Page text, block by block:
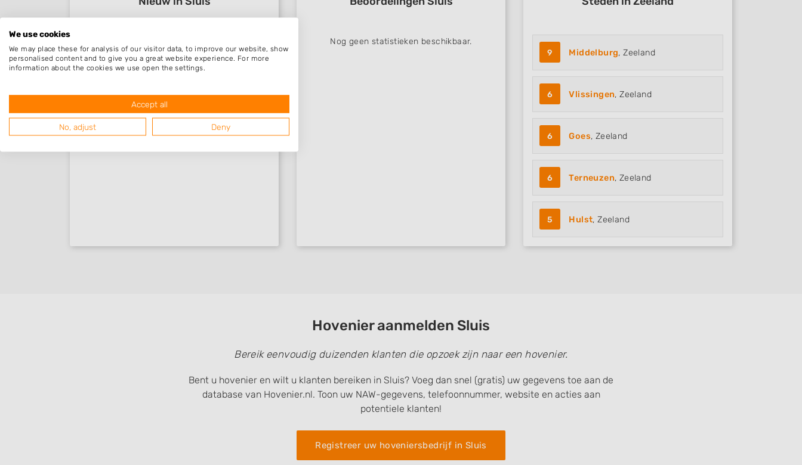
Nog geen statistieken beschikbaar.
9 Middelburg, Zeeland
6 Vlissingen, Zeeland
6 Goes, Zeeland
6 Terneuzen, Zeeland
5 Hulst, Zeeland
Hovenier aanmelden Sluis
Bereik eenvoudig duizenden klanten die opzoek zijn naar een hovenier.
Bent u hovenier en wilt u klanten bereiken in Sluis? Voeg dan snel (gratis) uw gegevens toe aan de
database van Hovenier.nl. Toon uw NAW-gegevens, telefoonnummer, website en acties aan
potentiele klanten!
Registreer uw hoveniersbedrijf in Sluis
We use cookies
We may place these for analysis of our visitor data, to improve our website, show
personalised content and to give you a great website experience. For more
information about the cookies we use open the settings.
Accept all
No, adjust Deny